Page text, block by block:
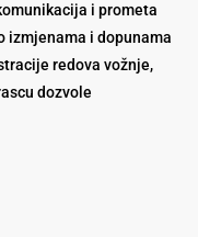
i prometa
izmjenama i dopunama
redova vožnje,
dozvole